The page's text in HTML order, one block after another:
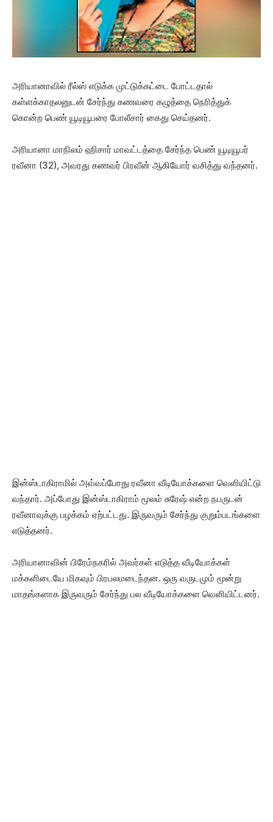
அரியானாவில் ரீல்ஸ் எடுக்க முட்டுக்கட்டை போட்டதால்
கள்ளக்காதலனுடன் சேர்ந்து கணவரை கழுத்தை நெரித்துக்
கொன்ற பெண் யூடியூபரை போலீசார் கைது செய்தனர்.
அரியானா மாநிலம் ஹிசார் மாவட்டத்தை சேர்ந்த பெண் யூடியூபர்
ரவீனா (32), அவரது கணவர் பிரவீன் ஆகியோர் வசித்து வந்தனர்.
இன்ஸ்டாகிராமில் அவ்வப்போது ரவீனா வீடியோக்களை வெளியிட்டு
வந்தார். அப்போது இன்ஸ்டாகிராம் மூலம் சுரேஷ் என்ற நபருடன்
ரவீனாவுக்கு பழக்கம் ஏற்பட்டது. இருவரும் சேர்ந்து குறும்படங்களை
எடுத்தனர்.
அரியானாவின் பிரேம்நகரில் அவர்கள் எடுத்த வீடியோக்கள்
மக்களிடையே மிகவும் பிரபலமடைந்தன. ஒரு வருடமும் மூன்று
மாதங்களாக இருவரும் சேர்ந்து பல வீடியோக்களை வெளியிட்டனர்.